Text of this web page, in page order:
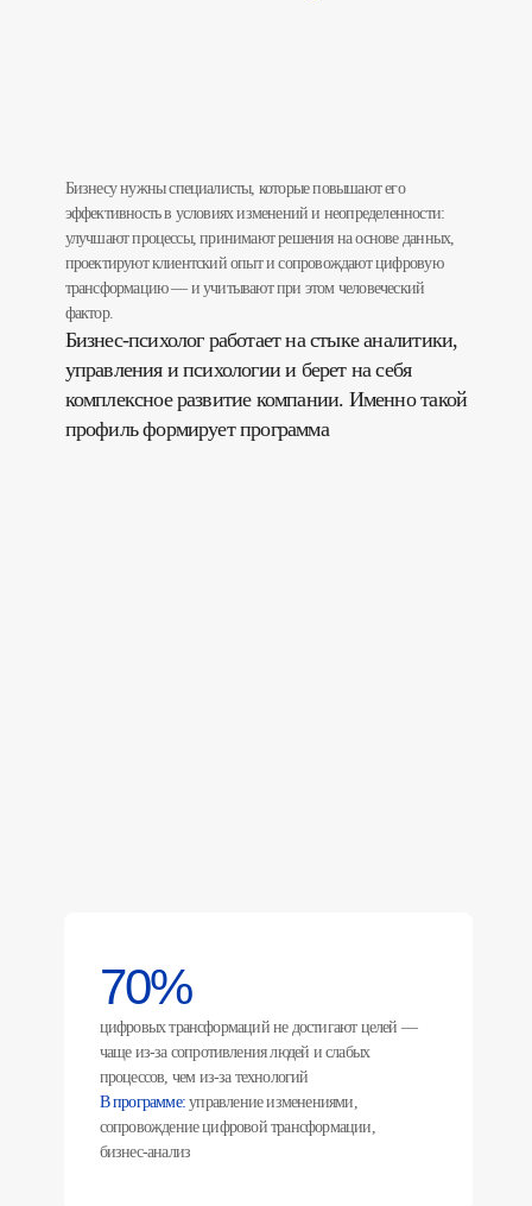
Бизнесу нужны специалисты, которые повышают его
эффективность в условиях изменений и неопределенности:
улучшают процессы, принимают решения на основе данных,
проектируют клиентский опыт и сопровождают цифровую
трансформацию — и учитывают при этом человеческий
фактор.
Бизнес-психолог работает на стыке аналитики,
управления и психологии и берет на себя
комплексное развитие компании. Именно такой
профиль формирует программа
70%
цифровых трансформаций не достигают целей —
чаще из-за сопротивления людей и слабых
процессов, чем из-за технологий
В программе:управление изменениями,
сопровождение цифровой трансформации,
бизнес-анализ